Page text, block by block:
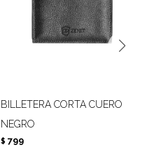
BILLETERA CORTA CUERO
NEGRO
$ 799